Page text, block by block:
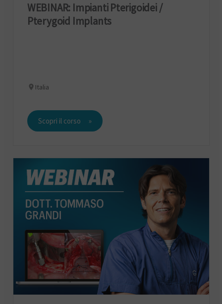
WEBINAR: Impianti Pterigoidei /
Pterygoid Implants
Italia
Scopri il corso